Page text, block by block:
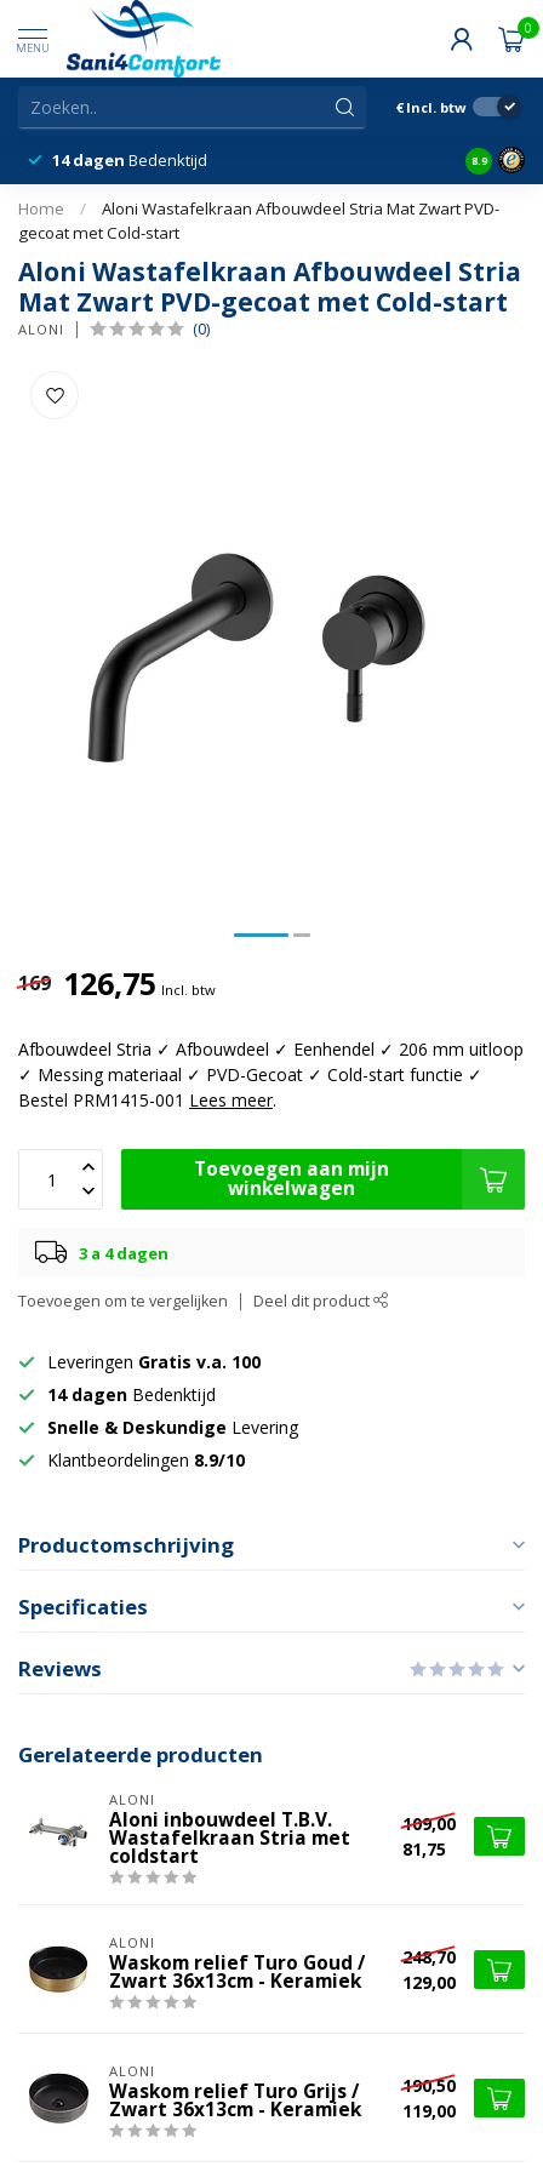
MENU
0
€ Incl. btw
14 dagen Bedenktijd Snelle
8.9
Home /
Aloni Wastafelkraan Afbouwdeel Stria Mat Zwart PVD-
gecoat met Cold-start
Aloni Wastafelkraan Afbouwdeel Stria
Mat Zwart PVD-gecoat met Cold-start
ALONI (0)
169 126,75 Incl. btw
Afbouwdeel Stria ✓ Afbouwdeel ✓ Eenhendel ✓ 206 mm uitloop
✓ Messing materiaal ✓ PVD-Gecoat ✓ Cold-start functie ✓
Bestel PRM1415-001 Lees meer.
Toevoegen aan mijn
winkelwagen
3 a 4 dagen
Toevoegen om te vergelijken Deel dit product
Leveringen Gratis v.a. 100
14 dagen Bedenktijd
Snelle & Deskundige Levering
Klantbeordelingen 8.9/10
Productomschrijving
Specificaties
Reviews
Gerelateerde producten
ALONI
Aloni inbouwdeel T.B.V.
Wastafelkraan Stria met
coldstart
109,00
81,75
ALONI
Waskom relief Turo Goud /
Zwart 36x13cm - Keramiek
248,70
129,00
ALONI
Waskom relief Turo Grijs /
Zwart 36x13cm - Keramiek
190,50
119,00